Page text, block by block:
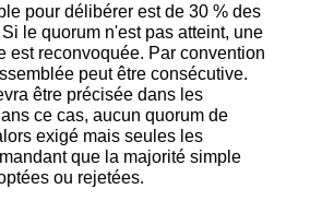
pour délibérer est de 30 % des
le quorum n'est pas atteint, une
est reconvoquée. Par convention
peut être consécutive.
être précisée dans les
ce cas, aucun quorum de
exigé mais seules les
que la majorité simple
ou rejetées.